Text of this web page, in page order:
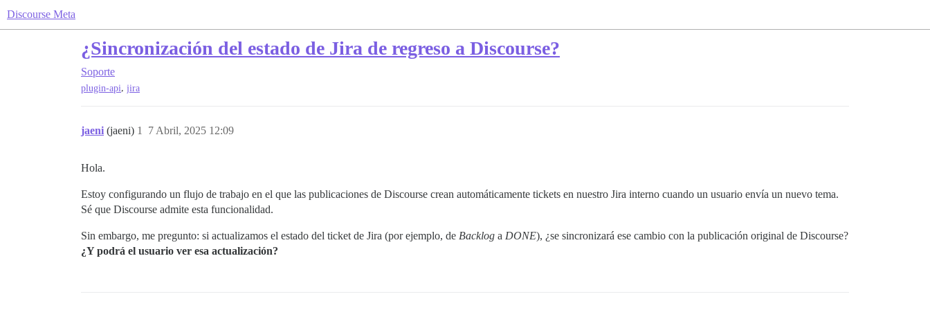
Discourse Meta
¿Sincronización del estado de Jira de regreso a Discourse?
Soporte
plugin-api, jira
jaeni (jaeni) 7 Abril, 2025 12:09
1
Hola.
Estoy configurando un flujo de trabajo en el que las publicaciones de Discourse crean automáticamente tickets en nuestro Jira interno cuando un usuario envía un nuevo tema.
Sé que Discourse admite esta funcionalidad.
Sin embargo, me pregunto: si actualizamos el estado del ticket de Jira (por ejemplo, de Backlog a DONE), ¿se sincronizará ese cambio con la publicación original de Discourse?
¿Y podrá el usuario ver esa actualización?